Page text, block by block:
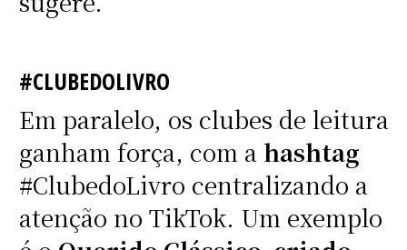
#CLUBEDOLIVRO
Em paralelo, os clubes de leitura
ganham força, com a hashtag
#ClubedoLivro centralizando a
atenção no TikTok. Um exemplo